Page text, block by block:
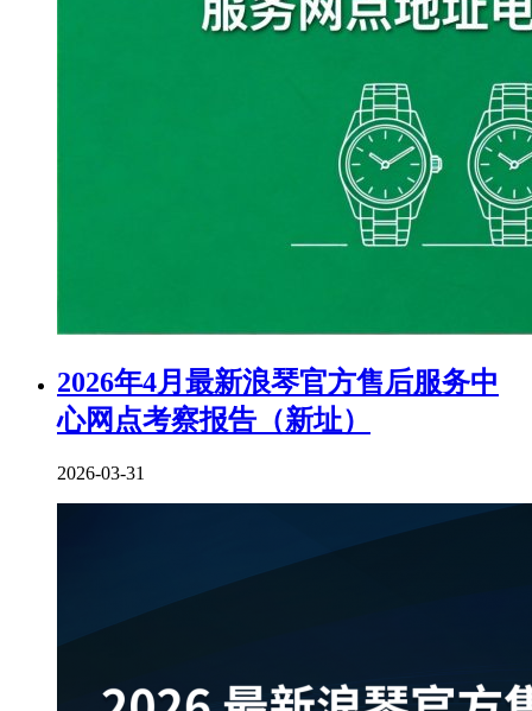
2026年4月最新浪琴官方售后服务中
心网点考察报告（新址）
2026-03-31